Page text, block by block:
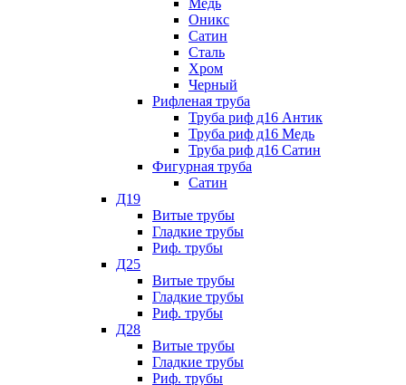
Медь
Оникс
Сатин
Сталь
Хром
Черный
Рифленая труба
Труба риф д16 Антик
Труба риф д16 Медь
Труба риф д16 Сатин
Фигурная труба
Сатин
Д19
Витые трубы
Гладкие трубы
Риф. трубы
Д25
Витые трубы
Гладкие трубы
Риф. трубы
Д28
Витые трубы
Гладкие трубы
Риф. трубы